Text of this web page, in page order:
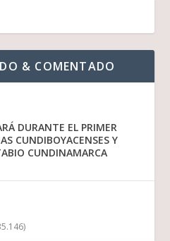
& COMENTADO
DURANTE EL PRIMER
CUNDIBOYACENSES Y
CUNDINAMARCA